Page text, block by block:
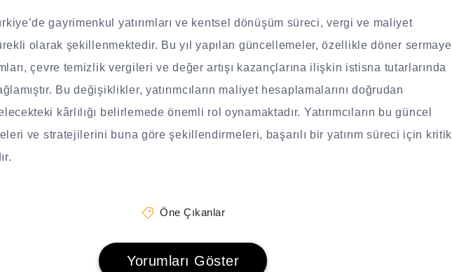
gayrimenkul yatırımları ve kentsel dönüşüm süreci, vergi ve maliyet
olarak şekillenmektedir. Bu yıl yapılan güncellemeler, özellikle döner sermaye
çevre temizlik vergileri ve değer artışı kazançlarına ilişkin istisna tutarlarında
Bu değişiklikler, yatırımcıların maliyet hesaplamalarını doğrudan
kârlılığı belirlemede önemli rol oynamaktadır. Yatırımcıların bu güncel
ve stratejilerini buna göre şekillendirmeleri, başarılı bir yatırım süreci için kritik
Öne Çıkanlar
Yorumları Göster